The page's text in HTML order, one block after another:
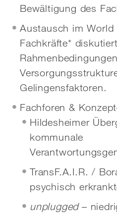
Bewältigung des
Austausch im World
Fachkräfte*
Gelingensfaktoren.
Fachforen &
Hildesheimer
kommunale
TransF.A.I.R. /
psychisch
unplugged–